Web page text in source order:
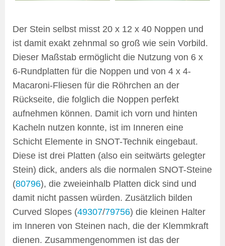
Der Stein selbst misst 20 x 12 x 40 Noppen und
ist damit exakt zehnmal so groß wie sein Vorbild.
Dieser Maßstab ermöglicht die Nutzung von 6 x
6-Rundplatten für die Noppen und von 4 x 4-
Macaroni-Fliesen für die Röhrchen an der
Rückseite, die folglich die Noppen perfekt
aufnehmen können. Damit ich vorn und hinten
Kacheln nutzen konnte, ist im Inneren eine
Schicht Elemente in SNOT-Technik eingebaut.
Diese ist drei Platten (also ein seitwärts gelegter
Stein) dick, anders als die normalen SNOT-Steine
(80796), die zweieinhalb Platten dick sind und
damit nicht passen würden. Zusätzlich bilden
Curved Slopes (49307/79756) die kleinen Halter
im Inneren von Steinen nach, die der Klemmkraft
dienen. Zusammengenommen ist das der